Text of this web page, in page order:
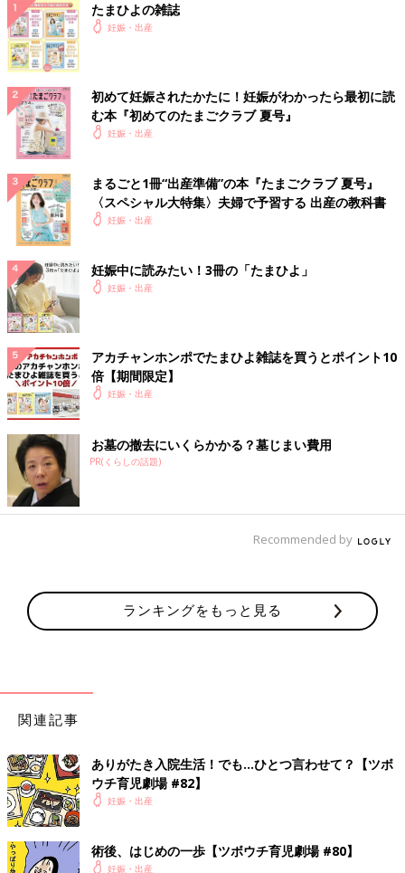
たまひよの雑誌
妊娠・出産
初めて妊娠されたかたに！妊娠がわかったら最初に読
む本『初めてのたまごクラブ 夏号』
妊娠・出産
まるごと1冊“出産準備”の本『たまごクラブ 夏号』
〈スペシャル大特集〉夫婦で予習する 出産の教科書
妊娠・出産
妊娠中に読みたい！3冊の「たまひよ」
妊娠・出産
アカチャンホンポでたまひよ雑誌を買うとポイント10
倍【期間限定】
妊娠・出産
お墓の撤去にいくらかかる？墓じまい費用
PR(くらしの話題)
Recommended by
ランキングをもっと見る
関連記事
ありがたき入院生活！でも…ひとつ言わせて？【ツボ
ウチ育児劇場 #82】
妊娠・出産
術後、はじめの一歩【ツボウチ育児劇場 #80】
妊娠・出産